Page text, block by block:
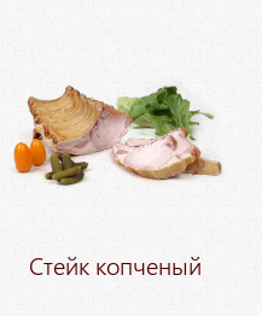
Стейк копченый